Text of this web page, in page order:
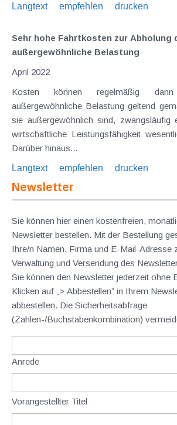
Langtext
empfehlen drucken
Sehr hohe Fahrtkosten zur Abholung
außergewöhnliche Belastung
April 2022
Kosten können regelmäßig
außergewöhnliche Belastung geltend
sie außergewöhnlich sind, zwangsläufig
wirtschaftliche Leistungsfähigkeit
Darüber hinaus...
Langtext
empfehlen drucken
Newsletter
Sie können hier einen kostenfreien,
Newsletter bestellen. Mit der Bestellung
Ihre/n Namen, Firma und E-Mail-Adresse
Verwaltung und Versendung des
Sie können den Newsletter jederzeit ohne
Klicken auf „> Abbestellen” in Ihrem
abbestellen. Die Sicherheitsabfrage
(Zahlen-/Buchstabenkombination)
Anrede
Vorangestellter Titel